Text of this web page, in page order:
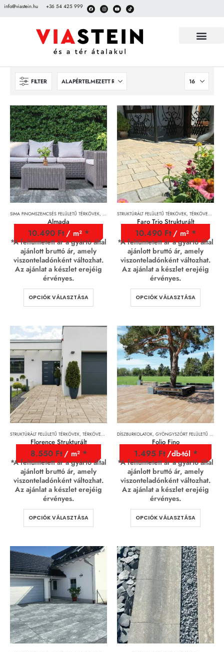
info@viastein.hu +36 54 425 999
FILTER
SIMA FINOMSZEMCSÉS FELÜLETŰ TÉRKÖVEK, TÉRKÖVEK, TÉRKŐRENDSZEREK ÉS LAPOK
Almada
10.490 Ft/ m²
*A feltüntetett ár a gyártó által
ajánlott bruttó ár, amely
viszonteladónként változhat.
Az ajánlat a készlet erejéig
érvényes.
OPCIÓK VÁLASZTÁSA
STRUKTÚRÁLT FELÜLETŰ TÉRKÖVEK, TÉRKÖVEK, TÉRKŐRENDSZEREK ÉS LAPOK
Faro Trio Strukturált
10.490 Ft/ m²
*A feltüntetett ár a gyártó által
ajánlott bruttó ár, amely
viszonteladónként változhat.
Az ajánlat a készlet erejéig
érvényes.
OPCIÓK VÁLASZTÁSA
STRUKTÚRÁLT FELÜLETŰ TÉRKÖVEK, TÉRKÖVEK, TÉRKŐRENDSZEREK ÉS LAPOK
Florence Strukturált
8.550 Ft / m²
*A feltüntetett ár a gyártó által
ajánlott bruttó ár, amely
viszonteladónként változhat.
Az ajánlat a készlet erejéig
érvényes.
OPCIÓK VÁLASZTÁSA
DÍSZBURKOLATOK, GYÖNGYSZÓRT FELÜLETŰ TÉRKÖVEK
Folio Fino
1.495 Ft /db-tól
*A feltüntetett ár a gyártó által
ajánlott bruttó ár, amely
viszonteladónként változhat.
Az ajánlat a készlet erejéig
érvényes.
OPCIÓK VÁLASZTÁSA